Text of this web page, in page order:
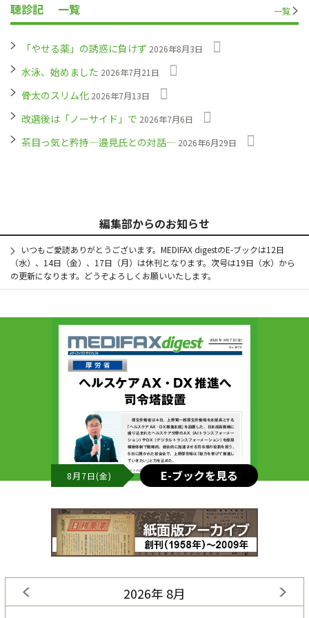
聴診記 一覧 一覧
「やせる薬」の誘惑に負けず 2026年8月3日
水泳、始めました 2026年7月21日
骨太のスリム化 2026年7月13日
改選後は「ノーサイド」で 2026年7月6日
茶目っ気と矜持―邉見氏との対話― 2026年6月29日
編集部からのお知らせ
いつもご愛読ありがとうございます。MEDIFAX digestのE-ブックは12日
（水）、14日（金）、17日（月）は休刊となります。次号は19日（水）から
の更新になります。どうぞよろしくお願いいたします。
8月7日(金) E-ブックを見る
2026年 8月